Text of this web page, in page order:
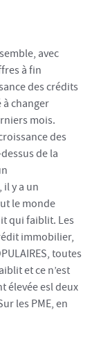
avec
à fin
des crédits
à changer
mois.
des
de la
y a un
le monde
qui faiblit. Les
immobilier,
toutes
et ce n’est
élevée esl deux
les PME, en